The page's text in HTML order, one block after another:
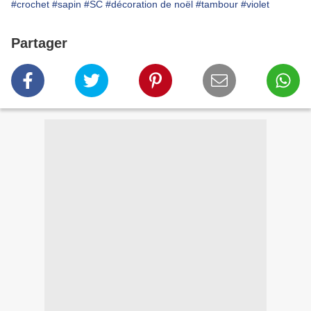
#crochet #sapin #SC #décoration de noël #tambour #violet
Partager